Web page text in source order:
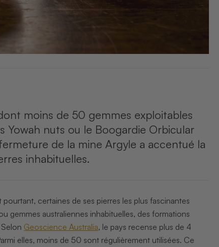
moins de 50 gemmes exploitables
nuts ou le Boogardie Orbicular
de la mine Argyle a accentué la
inhabituelles.
pourtant, certaines de ses pierres les plus fascinantes
gemmes australiennes inhabituelles, des formations
Geoscience Australia, le pays recense plus de 4
elles, moins de 50 sont régulièrement utilisées. Ce